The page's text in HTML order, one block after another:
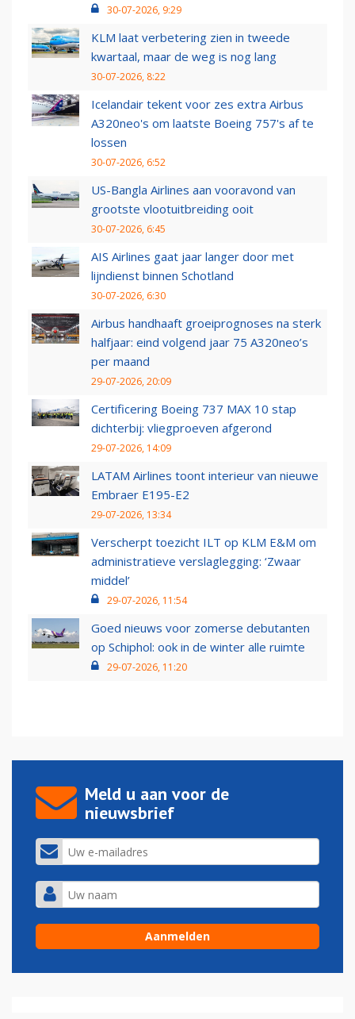
30-07-2026, 9:29
KLM laat verbetering zien in tweede
kwartaal, maar de weg is nog lang
30-07-2026, 8:22
Icelandair tekent voor zes extra Airbus
A320neo's om laatste Boeing 757's af te
lossen
30-07-2026, 6:52
US-Bangla Airlines aan vooravond van
grootste vlootuitbreiding ooit
30-07-2026, 6:45
AIS Airlines gaat jaar langer door met
lijndienst binnen Schotland
30-07-2026, 6:30
Airbus handhaaft groeiprognoses na sterk
halfjaar: eind volgend jaar 75 A320neo’s
per maand
29-07-2026, 20:09
Certificering Boeing 737 MAX 10 stap
dichterbij: vliegproeven afgerond
29-07-2026, 14:09
LATAM Airlines toont interieur van nieuwe
Embraer E195-E2
29-07-2026, 13:34
Verscherpt toezicht ILT op KLM E&M om
administratieve verslaglegging: ‘Zwaar
middel’
29-07-2026, 11:54
Goed nieuws voor zomerse debutanten
op Schiphol: ook in de winter alle ruimte
29-07-2026, 11:20
Meld u aan voor de
nieuwsbrief